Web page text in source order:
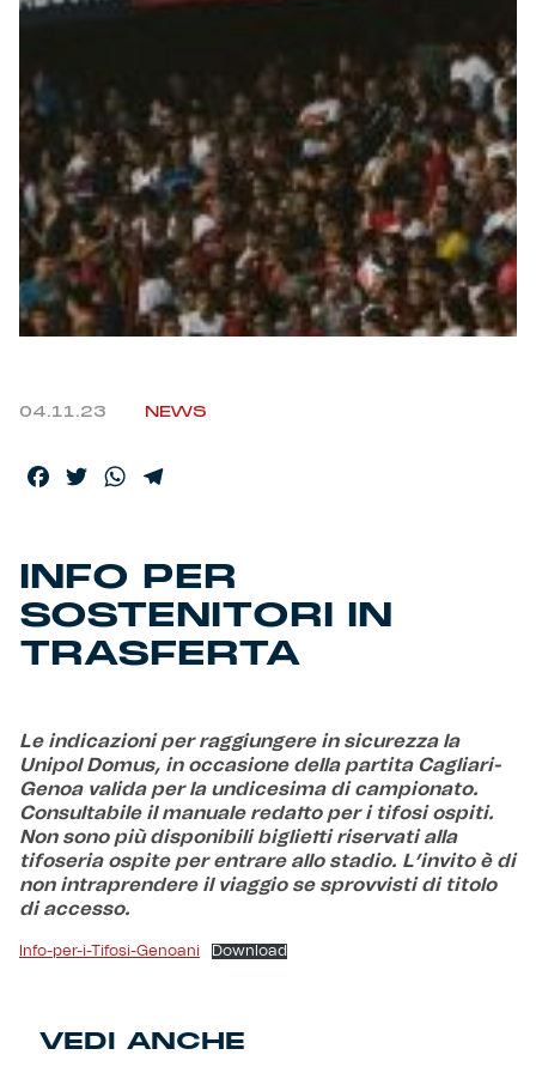
Vintage Collection
Red&Blue Voices
Kids
Accessori
Outlet
Helan x Genoa
Isolani x Genoa
Fortissimo batte il mio cuor
04.11.23 NEWS
Facebook
TwitterWhatsApp
INFO PER
SOSTENITORI IN
TRASFERTA
Le indicazioni per raggiungere in sicurezza la
Unipol Domus, in occasione della partita Cagliari-
Genoa valida per la undicesima di campionato.
Consultabile il manuale redatto per i tifosi ospiti.
Non sono più disponibili biglietti riservati alla
tifoseria ospite per entrare allo stadio. L’invito è di
non intraprendere il viaggio se sprovvisti di titolo
di accesso.
Info-per-i-Tifosi-Genoani Download
VEDI ANCHE